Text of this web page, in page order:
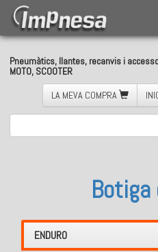
Pneumàtics, llantes, recanvis i
MOTO, SCOOTER
LA MEVA COMPRA
Botiga
ENDURO